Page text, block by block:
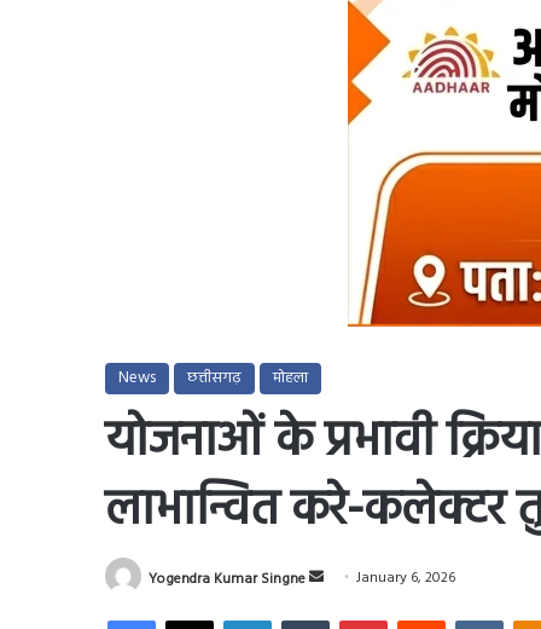
News मोहला
योजनाओं के प्रभावी
लाभान्वित करे-कलेक्टर